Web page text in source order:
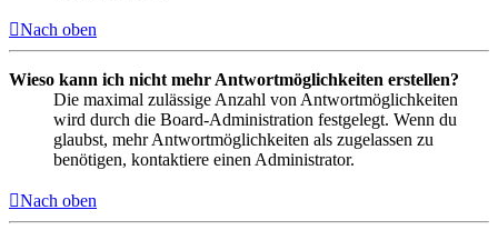
Nach oben
Wieso kann ich nicht mehr Antwortmöglichkeiten erstellen?
Die maximal zulässige Anzahl von Antwortmöglichkeiten
wird durch die Board-Administration festgelegt. Wenn du
glaubst, mehr Antwortmöglichkeiten als zugelassen zu
benötigen, kontaktiere einen Administrator.
Nach oben